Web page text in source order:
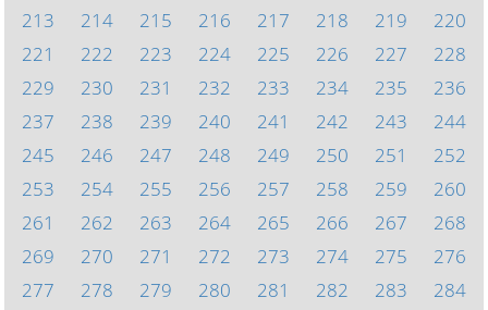
213
214 215 216 217 218 219
220
221
222 223 224 225 226 227
228
229
230 231 232 233 234 235
236
237
238 239 240 241 242 243
244
245
246 247 248 249 250 251
252
253
254 255 256 257 258 259
260
261
262 263 264 265 266 267
268
269
270 271 272 273 274 275
276
277
278 279 280 281 282 283
284